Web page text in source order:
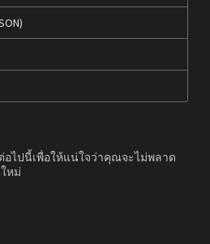
อไปนี้เพื่อให้แน่ใจว่าคุณจะไม่พลาด
หม่